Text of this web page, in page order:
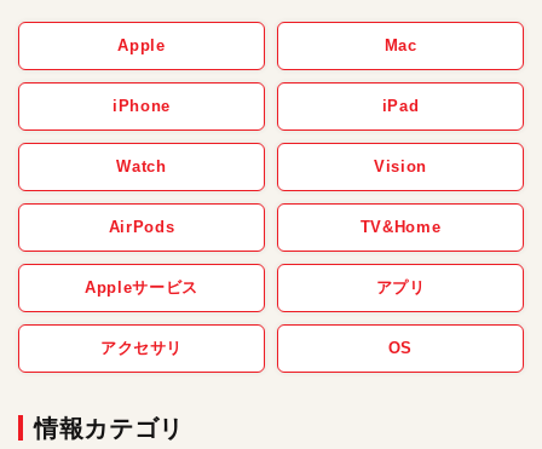
Apple Mac
iPhone iPad
Watch Vision
AirPods TV&Home
Appleサービス アプリ
アクセサリ OS
情報カテゴリ